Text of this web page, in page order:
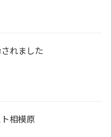
れました
相模原